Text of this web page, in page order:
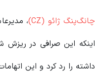
چانگ‌پنگ ژائو (CZ)
،
اینکه این صرافی در ریزش
داشته را رد کرد و این